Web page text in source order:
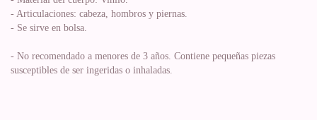
- Articulaciones: cabeza, hombros y piernas.
- Se sirve en bolsa.
- No recomendado a menores de 3 años. Contiene pequeñas piezas
susceptibles de ser ingeridas o inhaladas.